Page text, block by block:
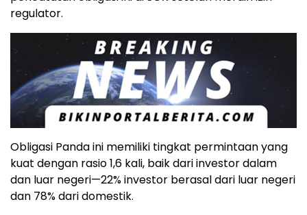
regulator.
Obligasi Panda ini memiliki tingkat permintaan yang
kuat dengan rasio 1,6 kali, baik dari investor dalam
dan luar negeri—22% investor berasal dari luar negeri
dan 78% dari domestik.